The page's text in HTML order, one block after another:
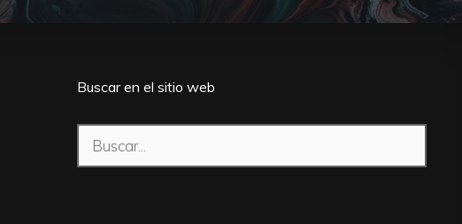
Buscar en el sitio web
Buscar: